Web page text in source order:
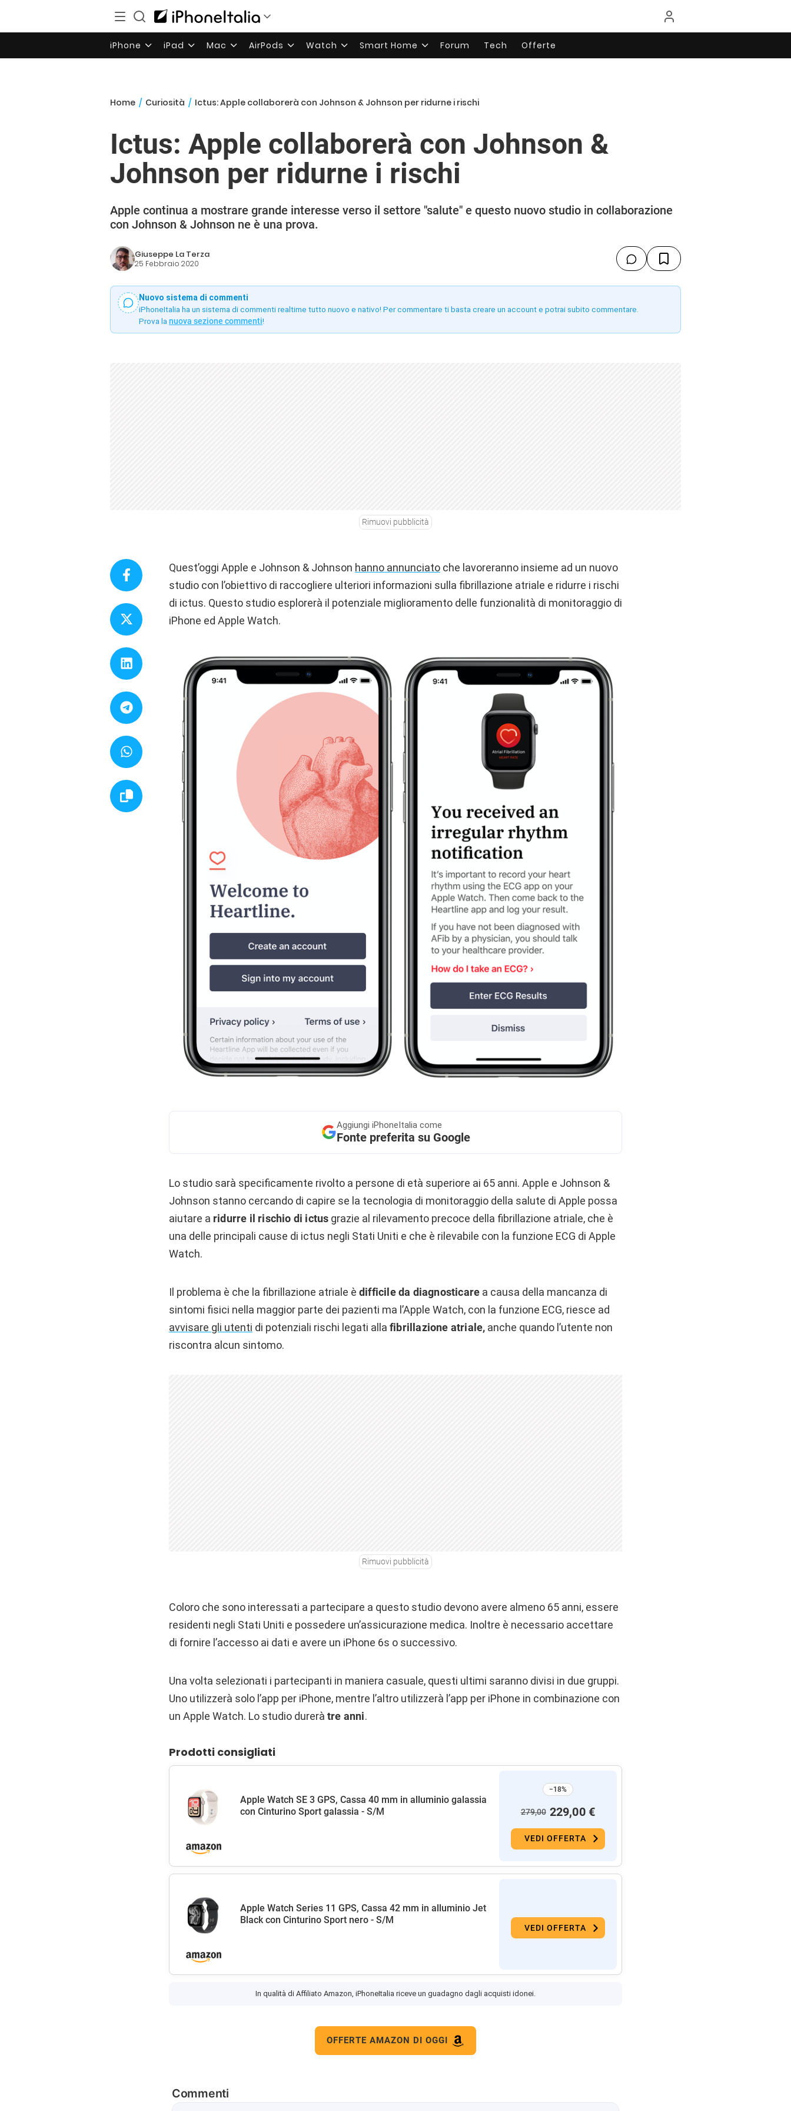
iPhone iPad Mac AirPods Watch Smart Home Forum Tech Offerte
Home / Curiosità / Ictus: Apple collaborerà con Johnson & Johnson per ridurne i rischi
Ictus: Apple collaborerà con Johnson &
Johnson per ridurne i rischi
Apple continua a mostrare grande interesse verso il settore "salute" e questo nuovo studio in collaborazione
con Johnson & Johnson ne è una prova.
Giuseppe La Terza
25 Febbraio 2020
Nuovo sistema di commenti
iPhoneItalia ha un sistema di commenti realtime tutto nuovo e nativo! Per commentare ti basta creare un account e potrai subito commentare.
Prova la nuova sezione commenti!
Rimuovi pubblicità
Quest’oggi Apple e Johnson & Johnson hanno annunciato che lavoreranno insieme ad un nuovo
studio con l’obiettivo di raccogliere ulteriori informazioni sulla fibrillazione atriale e ridurre i rischi
di ictus. Questo studio esplorerà il potenziale miglioramento delle funzionalità di monitoraggio di
‌iPhone‌ ed Apple Watch‌.
Aggiungi iPhoneItalia come
Fonte preferita su Google
Lo studio sarà specificamente rivolto a persone di età superiore ai 65 anni. Apple e Johnson &
Johnson stanno cercando di capire se la tecnologia di monitoraggio della salute di Apple possa
aiutare a ridurre il rischio di ictus grazie al rilevamento precoce della fibrillazione atriale, che è
una delle principali cause di ictus negli Stati Uniti e che è rilevabile con la funzione ECG di Apple
Watch.
Il problema è che la fibrillazione atriale è difficile da diagnosticare a causa della mancanza di
sintomi fisici nella maggior parte dei pazienti ma l’Apple Watch, con la funzione ECG, riesce ad
avvisare gli utenti di potenziali rischi legati alla fibrillazione atriale, anche quando l’utente non
riscontra alcun sintomo.
Rimuovi pubblicità
Coloro che sono interessati a partecipare a questo studio devono avere almeno 65 anni, essere
residenti negli Stati Uniti e possedere un’assicurazione medica. Inoltre è necessario accettare
di fornire l’accesso ai dati e avere un iPhone 6s o successivo.
Una volta selezionati i partecipanti in maniera casuale, questi ultimi saranno divisi in due gruppi.
Uno utilizzerà solo l’app per ‌iPhone‌, mentre l’altro utilizzerà l’app ‌per iPhone‌ in combinazione con
un Apple Watch‌. Lo studio durerà tre anni.
Prodotti consigliati
Apple Watch SE 3 GPS, Cassa 40 mm in alluminio galassia
con Cinturino Sport galassia - S/M
−18%
279,00 229,00 €
VEDI OFFERTA
Apple Watch Series 11 GPS, Cassa 42 mm in alluminio Jet
Black con Cinturino Sport nero - S/M
VEDI OFFERTA
In qualità di Affiliato Amazon, iPhoneItalia riceve un guadagno dagli acquisti idonei.
OFFERTE AMAZON DI OGGI
Commenti